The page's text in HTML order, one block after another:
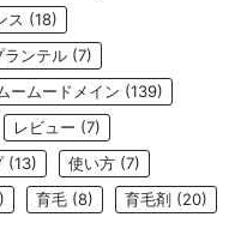
ス (18)
ランテル (7)
ームードメイン (139)
レビュー (7)
(13) 使い方 (7)
育毛 (8) 育毛剤 (20)